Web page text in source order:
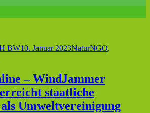
BW10. Januar 2023NaturNGO,
– WindJammer
staatliche
Umweltvereinigung